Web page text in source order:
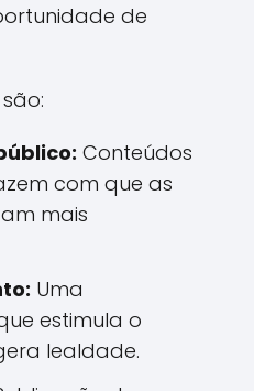
de
Conteúdos
com que as
mais
Uma
estimula o
lealdade.